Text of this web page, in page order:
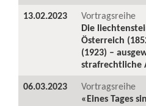
13.02.2023
Vortragsreihe
Die
Österreich
(1923) –
strafrechtliche
06.03.2023
Vortragsreihe
«Eines Tages